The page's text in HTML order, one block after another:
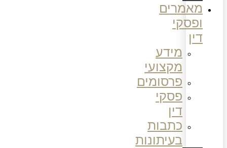
מאמרים
ופסקי
דין
מידע
מקצועי
פרסומים
פסקי
דין
כתבות
בעיתונות